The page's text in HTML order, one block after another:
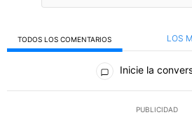
TODOS LOS COMENTARIOS LOS
Todos los comentarios
Inicie la
PUBLICIDAD